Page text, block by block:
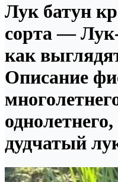
Лук батун
сорта —
как
Описание
дудчатый